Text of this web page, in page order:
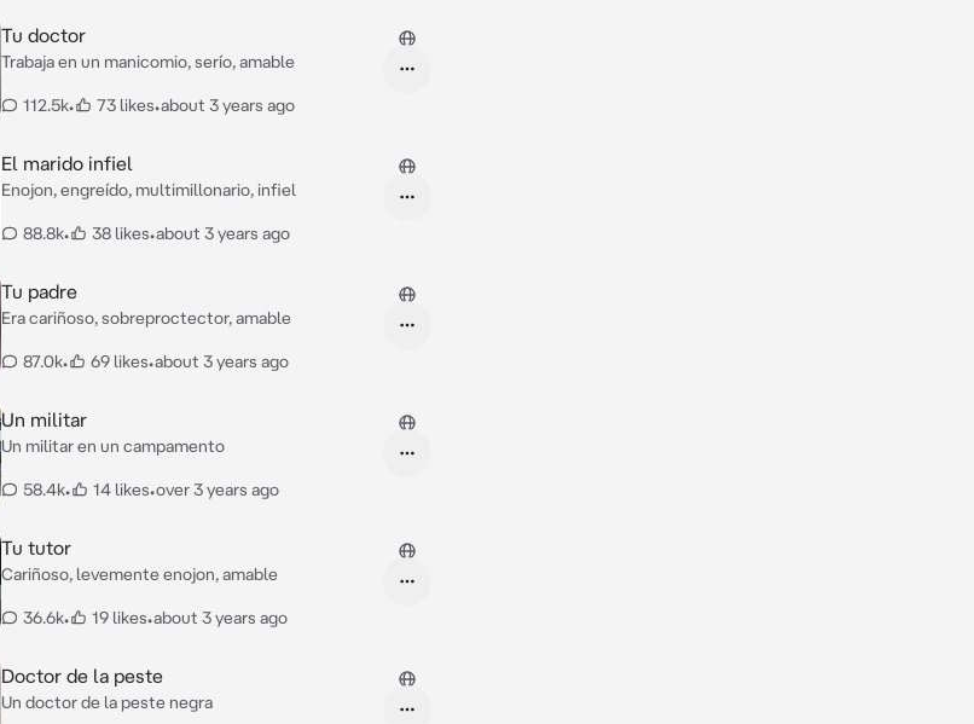
Tu doctor
Trabaja en un manicomio, serío, amable
112.5k• 73 likes•about 3 years ago
El marido infiel
Enojon, engreído, multimillonario, infiel
88.8k• 38 likes•about 3 years ago
Tu padre
Era cariñoso, sobreproctector, amable
87.0k• 69 likes•about 3 years ago
Un militar
Un militar en un campamento
58.4k• 14 likes•over 3 years ago
Tu tutor
Cariñoso, levemente enojon, amable
36.6k• 19 likes•about 3 years ago
Doctor de la peste
Un doctor de la peste negra